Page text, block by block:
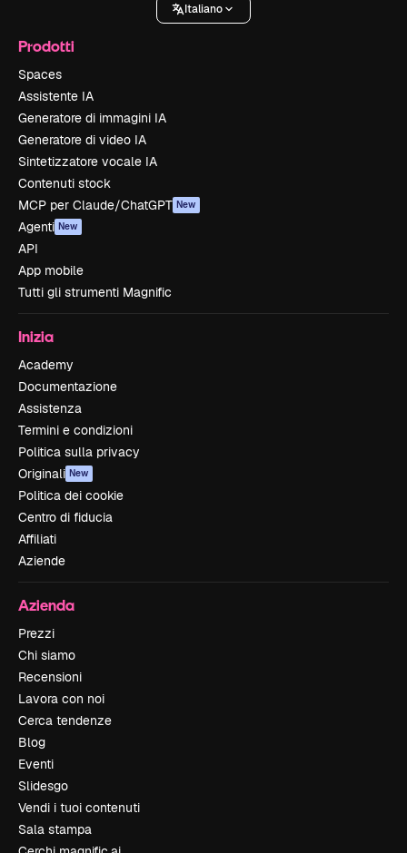
Italiano
Prodotti
Spaces
Assistente IA
Generatore di immagini IA
Generatore di video IA
Sintetizzatore vocale IA
Contenuti stock
MCP per Claude/ChatGPT New
Agenti New
API
App mobile
Tutti gli strumenti Magnific
Inizia
Academy
Documentazione
Assistenza
Termini e condizioni
Politica sulla privacy
Originali New
Politica dei cookie
Centro di fiducia
Affiliati
Aziende
Azienda
Prezzi
Chi siamo
Recensioni
Lavora con noi
Cerca tendenze
Blog
Eventi
Slidesgo
Vendi i tuoi contenuti
Sala stampa